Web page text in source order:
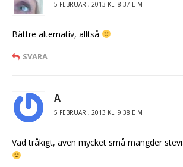
5 FEBRUARI, 2013 KL. 8:37 E M
Bättre alternativ, alltså
SVARA
A
5 FEBRUARI, 2013 KL. 9:38 E M
Vad tråkigt, även mycket små mängder